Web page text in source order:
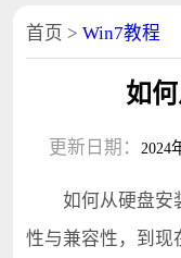
首页 > Win7教程
如
更新日期： 2024
如何从硬盘安装
性与兼容性，到现